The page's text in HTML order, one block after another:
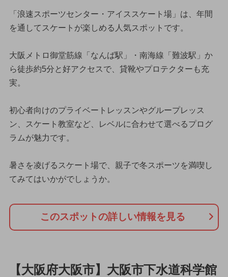
「浪速スポーツセンター・アイススケート場」は、年間
を通してスケートが楽しめる人気スポットです。
大阪メトロ御堂筋線「なんば駅」・南海線「難波駅」か
ら徒歩約5分と好アクセスで、貸靴やプロテクターも充
実。
初心者向けのプライベートレッスンやグループレッス
ン、スケート教室など、レベルに合わせて選べるプログ
ラムが魅力です。
暑さを凌げるスケート場で、親子で冬スポーツを満喫し
てみてはいかがでしょうか。
このスポットの詳しい情報を見る
【大阪府大阪市】大阪市下水道科学館